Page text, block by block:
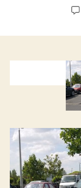
szerzője